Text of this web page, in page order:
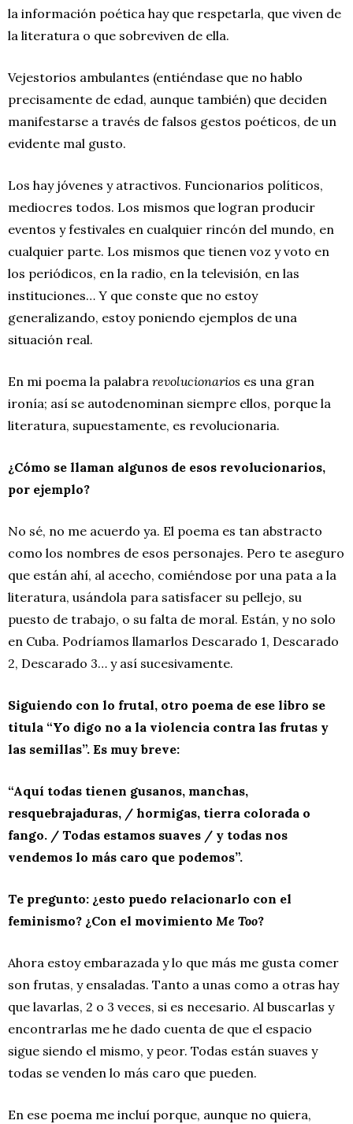
la información poética hay que respetarla, que viven de
la literatura o que sobreviven de ella.
Vejestorios ambulantes (entiéndase que no hablo
precisamente de edad, aunque también) que deciden
manifestarse a través de falsos gestos poéticos, de un
evidente mal gusto.
Los hay jóvenes y atractivos. Funcionarios políticos,
mediocres todos. Los mismos que logran producir
eventos y festivales en cualquier rincón del mundo, en
cualquier parte. Los mismos que tienen voz y voto en
los periódicos, en la radio, en la televisión, en las
instituciones… Y que conste que no estoy
generalizando, estoy poniendo ejemplos de una
situación real.
En mi poema la palabra revolucionarios es una gran
ironía; así se autodenominan siempre ellos, porque la
literatura, supuestamente, es revolucionaria.
¿Cómo se llaman algunos de esos revolucionarios,
por ejemplo?
No sé, no me acuerdo ya. El poema es tan abstracto
como los nombres de esos personajes. Pero te aseguro
que están ahí, al acecho, comiéndose por una pata a la
literatura, usándola para satisfacer su pellejo, su
puesto de trabajo, o su falta de moral. Están, y no solo
en Cuba. Podríamos llamarlos Descarado 1, Descarado
2, Descarado 3… y así sucesivamente.
Siguiendo con lo frutal, otro poema de ese libro se
titula “Yo digo no a la violencia contra las frutas y
las semillas”. Es muy breve:
“Aquí todas tienen gusanos, manchas,
resquebrajaduras, / hormigas, tierra colorada o
fango. / Todas estamos suaves / y todas nos
vendemos lo más caro que podemos”.
Te pregunto: ¿esto puedo relacionarlo con el
feminismo? ¿Con el movimiento Me Too?
Ahora estoy embarazada y lo que más me gusta comer
son frutas, y ensaladas. Tanto a unas como a otras hay
que lavarlas, 2 o 3 veces, si es necesario. Al buscarlas y
encontrarlas me he dado cuenta de que el espacio
sigue siendo el mismo, y peor. Todas están suaves y
todas se venden lo más caro que pueden.
En ese poema me incluí porque, aunque no quiera,